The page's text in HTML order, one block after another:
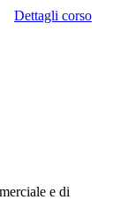
Dettagli corso
e di